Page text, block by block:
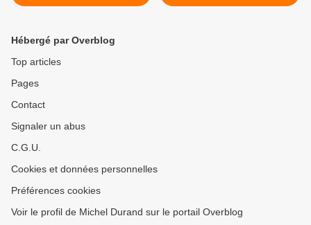
Hébergé par Overblog
Top articles
Pages
Contact
Signaler un abus
C.G.U.
Cookies et données personnelles
Préférences cookies
Voir le profil de Michel Durand sur le portail Overblog